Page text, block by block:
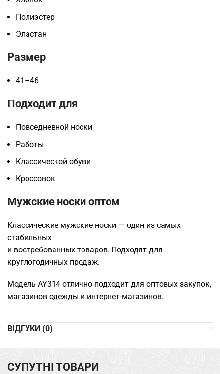
Полиэстер
Эластан
Размер
41–46
Подходит для
Повседневной носки
Работы
Классической обуви
Кроссовок
Мужские носки оптом
Классические мужские носки — один из самых
стабильных
и востребованных товаров. Подходят для
круглогодичных продаж.
Модель AY314 отлично подходит для оптовых закупок,
магазинов одежды и интернет-магазинов.
ВІДГУКИ (0)
СУПУТНІ ТОВАРИ